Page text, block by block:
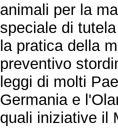
animali per la
speciale di
la pratica della
preventivo
leggi di molti
Germania e
quali iniziative il